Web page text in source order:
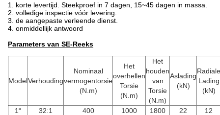
1. korte levertijd. Steekproef in 7 dagen, 15~45 dagen in massa.
2. volledige inspectie vóór levering.
3. de aangepaste verleende dienst.
4. onmiddellijk antwoord
Parameters van SE-Reeks
ModelVerhouding
Nominaal
vermogentorsie
(N.m)
Het
overhellen
Torsie
(N.m)
Het
houden
van
Torsie
(N.m)
Aslading
(kN)
Radiale
Lading
(kN)
1“ 32:1 400 1000 1800 22
12